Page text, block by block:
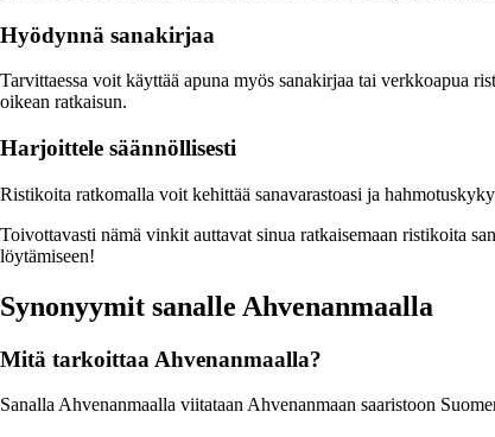
Hyödynnä sanakirjaa
Tarvittaessa voit käyttää apuna myös sanakirjaa tai verkkoapua
oikean ratkaisun.
Harjoittele säännöllisesti
Ristikoita ratkomalla voit kehittää sanavarastoasi ja
Toivottavasti nämä vinkit auttavat sinua ratkaisemaan ristikoita
löytämiseen!
Synonyymit sanalle Ahvenanmaalla
Mitä tarkoittaa Ahvenanmaalla?
Sanalla Ahvenanmaalla viitataan Ahvenanmaan saaristoon